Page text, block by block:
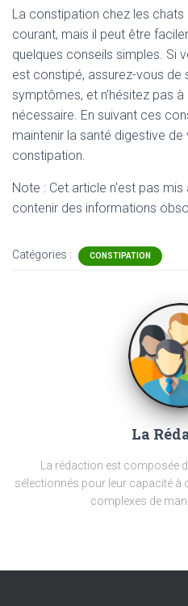
La constipation chez les
courant, mais il peut être
quelques conseils simples. Si
est constipé, assurez-vous de
symptômes, et n’hésitez pas
nécessaire. En suivant ces
maintenir la santé digestive
constipation.
Note : Cet article n'est pas
contenir des informations
Catégories : CONSTIPATION
La
La rédaction est composée
sélectionnés pour leur capacité
complexes de